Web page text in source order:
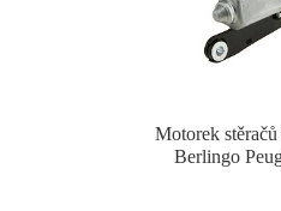
Motorek
Berlingo